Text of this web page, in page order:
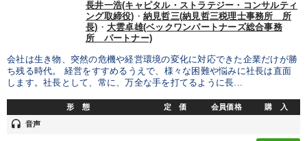
長井一浩(キャピタル・ストラテジー・コンサルティ
ング取締役) ・ 納見哲三(納見哲三税理士事務所 所
長) ・ 大雲卓雄(ベックワンパートナーズ総合事務
所 パートナー)
会社は生き物、突然の危機や経営環境の変化に対応できた企業だけが勝
ち残る時代。 経営をすすめるうえで、様々な困難や悩みに社長は直面
します。社長として、常に、万全な手を打てるように長...
形 態 定 価 会員価格 購 入
headset 音声